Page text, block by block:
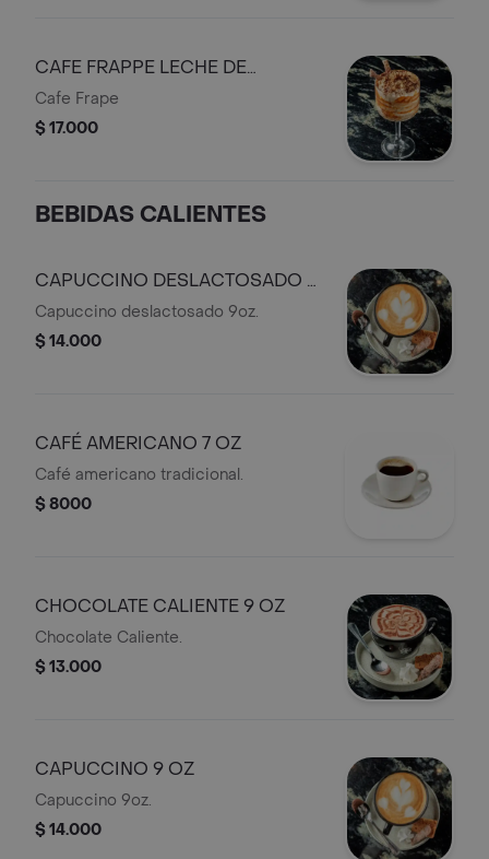
CAFE FRAPPE LECHE DE
ALMENDRA
Cafe Frape
$ 17.000
BEBIDAS CALIENTES
CAPUCCINO DESLACTOSADO 9
OZ
Capuccino deslactosado 9oz.
$ 14.000
CAFÉ AMERICANO 7 OZ
Café americano tradicional.
$ 8000
CHOCOLATE CALIENTE 9 OZ
Chocolate Caliente.
$ 13.000
CAPUCCINO 9 OZ
Capuccino 9oz.
$ 14.000